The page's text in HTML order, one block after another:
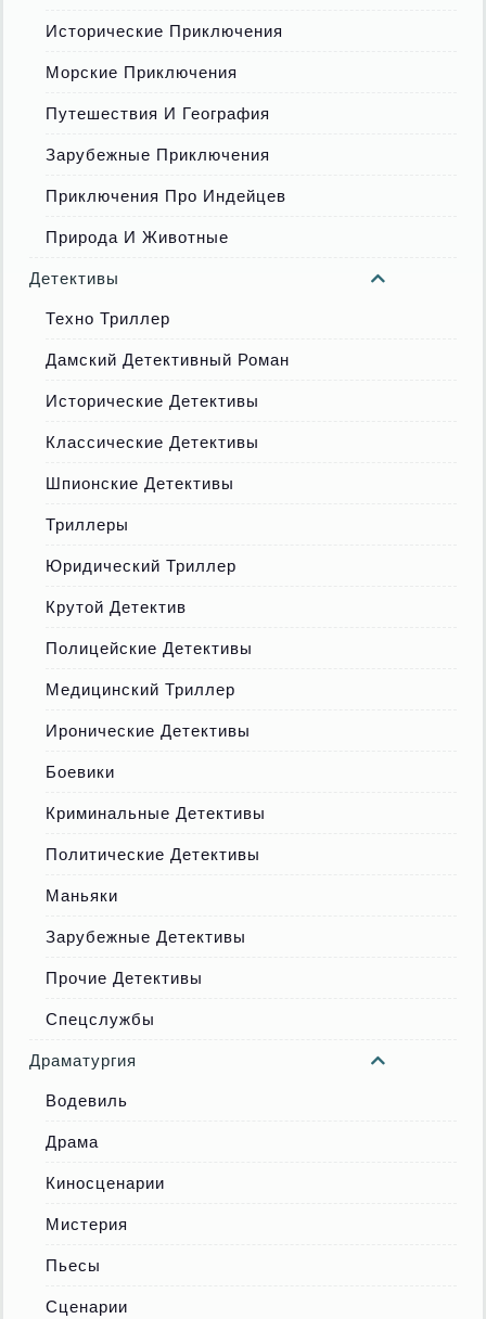
Исторические Приключения
Морские Приключения
Путешествия И География
Зарубежные Приключения
Приключения Про Индейцев
Природа И Животные
Детективы
Техно Триллер
Дамский Детективный Роман
Исторические Детективы
Классические Детективы
Шпионские Детективы
Триллеры
Юридический Триллер
Крутой Детектив
Полицейские Детективы
Медицинский Триллер
Иронические Детективы
Боевики
Криминальные Детективы
Политические Детективы
Маньяки
Зарубежные Детективы
Прочие Детективы
Спецслужбы
Драматургия
Водевиль
Драма
Киносценарии
Мистерия
Пьесы
Сценарии